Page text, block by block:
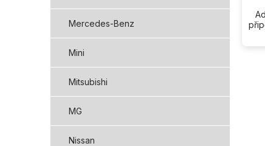
Mercedes-Benz
Mini
Mitsubishi
MG
Nissan